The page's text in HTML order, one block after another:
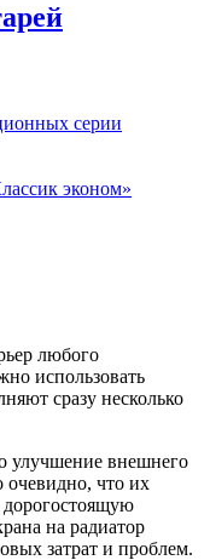
серии
эконом»
любого
использовать
сразу несколько
улучшение внешнего
что их
дорогостоящую
на радиатор
затрат и проблем.